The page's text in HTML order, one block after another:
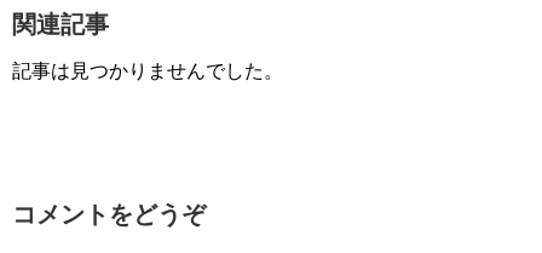
関連記事
記事は見つかりませんでした。
コメントをどうぞ